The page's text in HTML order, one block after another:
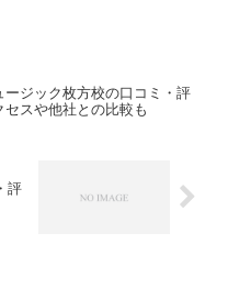
ージック枚方校の口コミ・評
セスや他社との比較も
評